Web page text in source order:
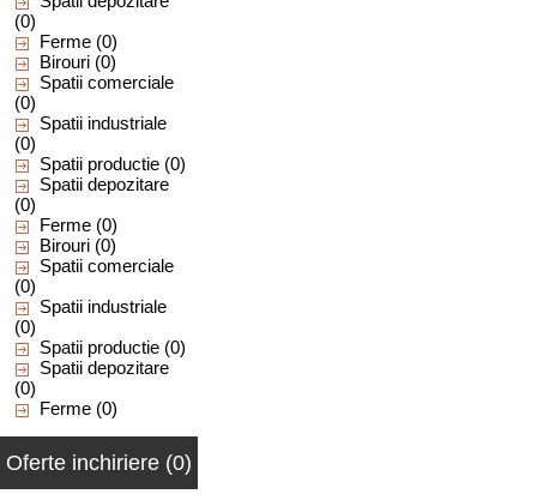
(0)
Ferme (0)
Birouri (0)
Spatii comerciale
(0)
Spatii industriale
(0)
Spatii productie (0)
Spatii depozitare
(0)
Ferme (0)
Birouri (0)
Spatii comerciale
(0)
Spatii industriale
(0)
Spatii productie (0)
Spatii depozitare
(0)
Ferme (0)
Oferte inchiriere (0)